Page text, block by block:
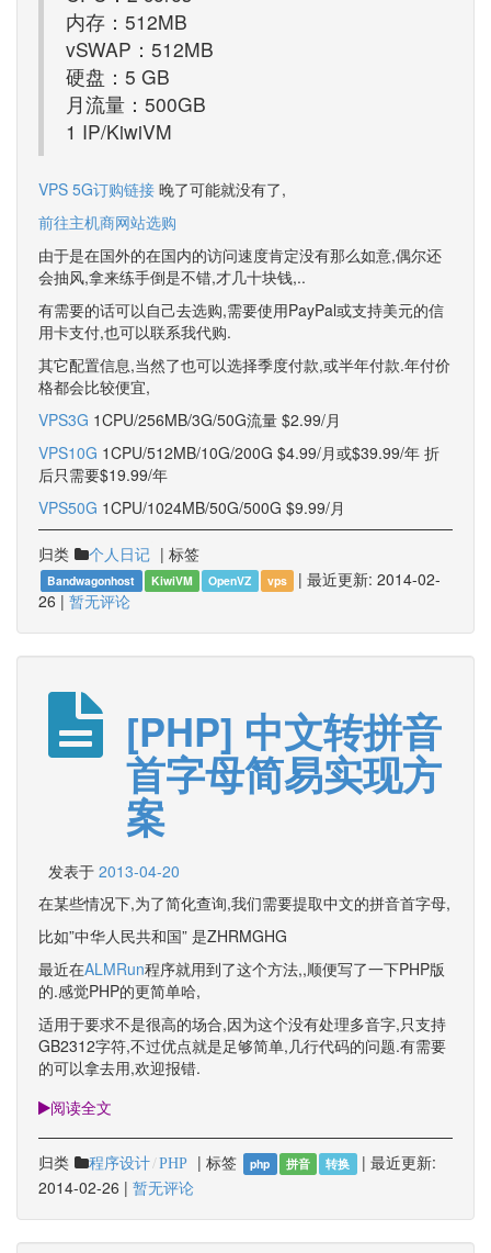
内存：512MB
vSWAP：512MB
硬盘：5 GB
月流量：500GB
1 IP/KiwiVM
VPS 5G订购链接 晚了可能就没有了,
前往主机商网站选购
由于是在国外的在国内的访问速度肯定没有那么如意,偶尔还
会抽风,拿来练手倒是不错,才几十块钱,..
有需要的话可以自己去选购,需要使用PayPal或支持美元的信
用卡支付,也可以联系我代购.
其它配置信息,当然了也可以选择季度付款,或半年付款.年付价
格都会比较便宜,
VPS3G 1CPU/256MB/3G/50G流量 $2.99/月
VPS10G 1CPU/512MB/10G/200G $4.99/月或$39.99/年 折
后只需要$19.99/年
VPS50G 1CPU/1024MB/50G/500G $9.99/月
归类 个人日记 | 标签
Bandwagonhost KiwiVM OpenVZ vps |最近更新: 2014-02-
26 | 暂无评论
[PHP] 中文转拼音
首字母简易实现方
案
发表于 2013-04-20
在某些情况下,为了简化查询,我们需要提取中文的拼音首字母,
比如”中华人民共和国” 是ZHRMGHG
最近在ALMRun程序就用到了这个方法,,顺便写了一下PHP版
的.感觉PHP的更简单哈,
适用于要求不是很高的场合,因为这个没有处理多音字,只支持
GB2312字符,不过优点就是足够简单,几行代码的问题.有需要
的可以拿去用,欢迎报错.
阅读全文
归类 程序设计 PHP | 标签 php 拼音 转换 | 最近更新:
2014-02-26 | 暂无评论